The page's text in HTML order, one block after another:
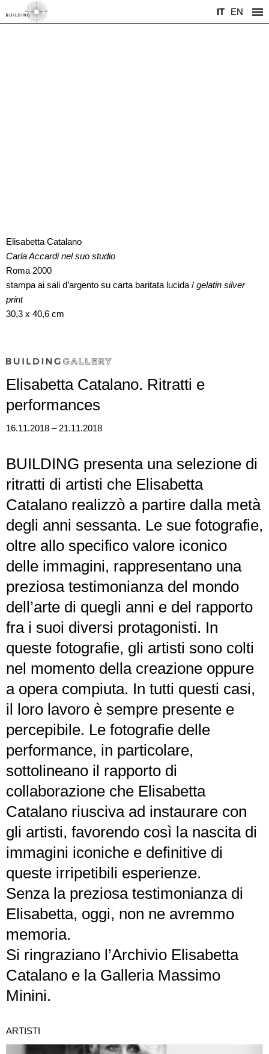
IT EN
Elisabetta Catalano
Carla Accardi nel suo studio
Roma 2000
stampa ai sali d’argento su carta baritata lucida / gelatin silver
print
30,3 x 40,6 cm
Elisabetta Catalano. Ritratti e
performances
16.11.2018 – 21.11.2018
BUILDING presenta una selezione di
ritratti di artisti che Elisabetta
Catalano realizzò a partire dalla metà
degli anni sessanta. Le sue fotografie,
oltre allo specifico valore iconico
delle immagini, rappresentano una
preziosa testimonianza del mondo
dell’arte di quegli anni e del rapporto
fra i suoi diversi protagonisti. In
queste fotografie, gli artisti sono colti
nel momento della creazione oppure
a opera compiuta. In tutti questi casi,
il loro lavoro è sempre presente e
percepibile. Le fotografie delle
performance, in particolare,
sottolineano il rapporto di
collaborazione che Elisabetta
Catalano riusciva ad instaurare con
gli artisti, favorendo così la nascita di
immagini iconiche e definitive di
queste irripetibili esperienze.
Senza la preziosa testimonianza di
Elisabetta, oggi, non ne avremmo
memoria.
Si ringraziano l’Archivio Elisabetta
Catalano e la Galleria Massimo
Minini.
ARTISTI